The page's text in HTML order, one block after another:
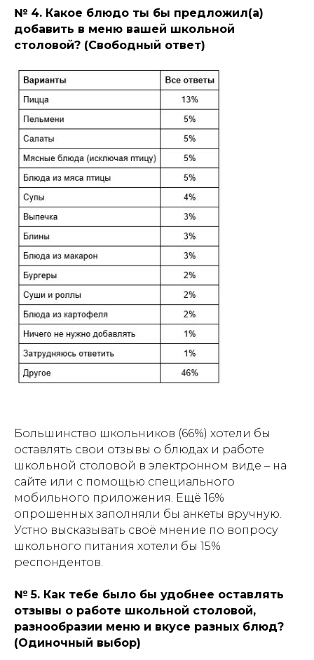
№ 4. Какое блюдо ты бы предложил(а)
добавить в меню вашей школьной
столовой? (Свободный ответ)
Большинство школьников (66%) хотели бы
оставлять свои отзывы о блюдах и работе
школьной столовой в электронном виде – на
сайте или с помощью специального
мобильного приложения. Ещё 16%
опрошенных заполняли бы анкеты вручную.
Устно высказывать своё мнение по вопросу
школьного питания хотели бы 15%
респондентов.
№ 5. Как тебе было бы удобнее оставлять
отзывы о работе школьной столовой,
разнообразии меню и вкусе разных блюд?
(Одиночный выбор)